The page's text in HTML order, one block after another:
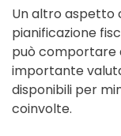
Un altro aspetto
pianificazione
può comportare
importante
disponibili per
coinvolte.